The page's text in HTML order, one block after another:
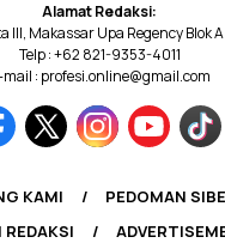
Alamat Redaksi:
III, Makassar Upa Regency Blok A
Telp : +62 821-9353-4011
mail : profesi.online@gmail.com
KAMI
PEDOMAN